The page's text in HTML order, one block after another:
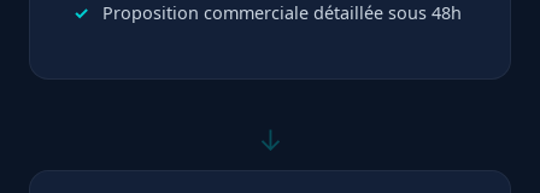
Proposition commerciale détaillée sous 48h
↓